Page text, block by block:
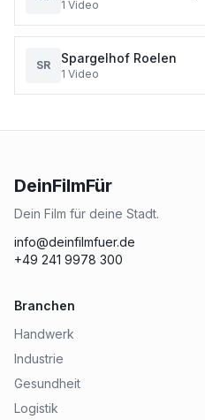
1 Video
SR Spargelhof Roelen
1 Video
DeinFilmFür
Dein Film für deine Stadt.
info@deinfilmfuer.de
+49 241 9978 300
Branchen
Handwerk
Industrie
Gesundheit
Logistik